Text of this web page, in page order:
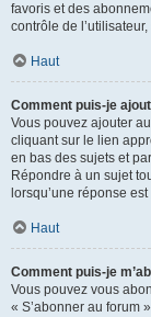
favoris et des
contrôle de
Haut
Comment puis-je
Vous pouvez ajouter
cliquant sur le lien
en bas des sujets et
Répondre à un sujet
lorsqu’une réponse
Haut
Comment puis-je
Vous pouvez vous
« S’abonner au forum